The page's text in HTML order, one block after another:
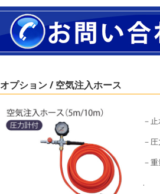
オプション / 空気注入ホース
－
－
－
.